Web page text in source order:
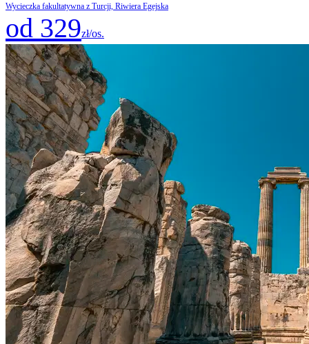
Wycieczka fakultatywna z Turcji, Riwiera Egejska
od 329zł/os.